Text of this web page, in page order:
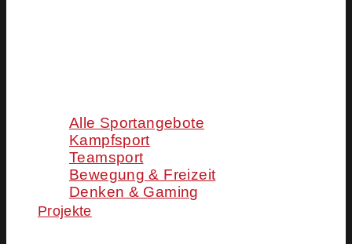
Alle Sportangebote
Kampfsport
Teamsport
Bewegung & Freizeit
Denken & Gaming
Projekte